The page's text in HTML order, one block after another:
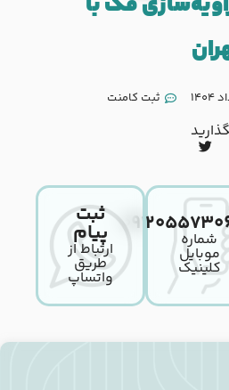
ثبت کامنت
شماره
موبایل
کلینیک
ثبت
پیام
ارتباط از
طریق
واتساپ